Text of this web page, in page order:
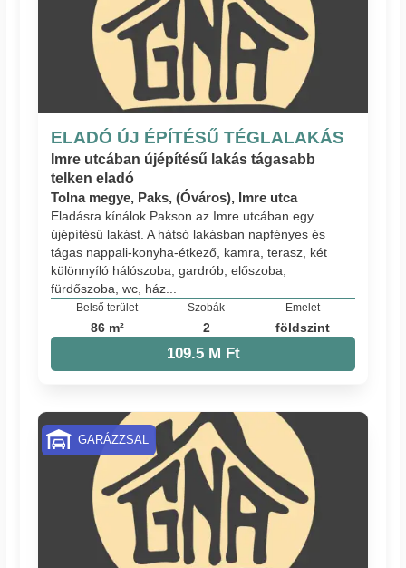
ELADÓ ÚJ ÉPÍTÉSŰ TÉGLALAKÁS
Imre utcában újépítésű lakás tágasabb
telken eladó
Tolna megye, Paks, (Óváros), Imre utca
Eladásra kínálok Pakson az Imre utcában egy
újépítésű lakást. A hátsó lakásban napfényes és
tágas nappali-konyha-étkező, kamra, terasz, két
különnyíló hálószoba, gardrób, előszoba,
fürdőszoba, wc, ház...
Belső terület
86 m²
Szobák
2
Emelet
földszint
109.5 M Ft
GARÁZZSAL